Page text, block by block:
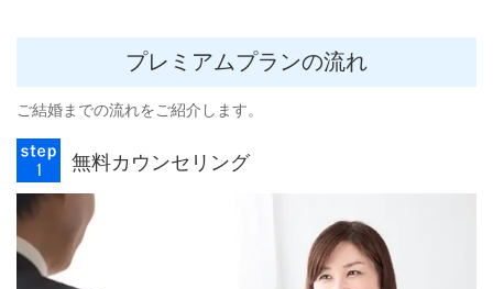
プレミアムプランの流れ
ご結婚までの流れをご紹介します。
無料カウンセリング